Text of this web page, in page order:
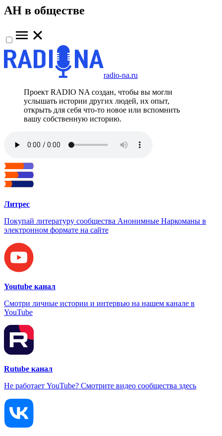
АН в обществе
radio-na.ru
Проект RADIO NA создан, чтобы вы могли
услышать истории других людей, их опыт,
открыть для себя что-то новое или вспомнить
вашу собственную историю.
Литрес
Покупай литературу сообщества Анонимные Наркоманы в
электронном формате на сайте
Youtube канал
Смотри личные истории и интервью на нашем канале в
YouTube
Rutube канал
Не работает YouTube? Смотрите видео сообщества здесь